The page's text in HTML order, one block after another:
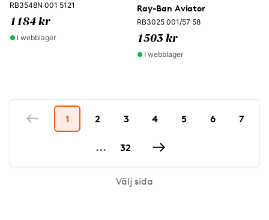
RB3548N 001 5121
1184 kr
I webblager
Ray-Ban Aviator
RB3025 001/57 58
1503 kr
I webblager
1 2 3 4 5 6 7
... 32
Välj sida